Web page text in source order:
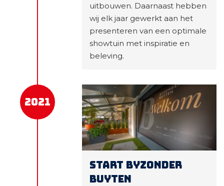
uitbouwen. Daarnaast hebben
wij elk jaar gewerkt aan het
presenteren van een optimale
showtuin met inspiratie en
beleving.
2021
Start Byzonder
Buyten